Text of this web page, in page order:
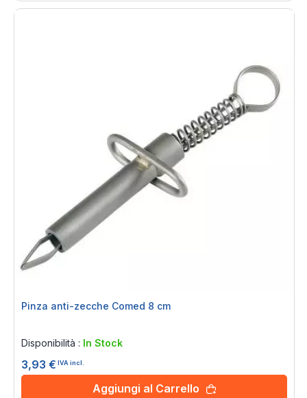
Pinza anti-zecche Comed 8 cm
Disponibilità : In Stock
3,93 € IVA incl.
Aggiungi al Carrello